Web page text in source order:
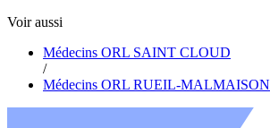
Voir aussi
Médecins ORL SAINT CLOUD
/
Médecins ORL RUEIL-MALMAISON